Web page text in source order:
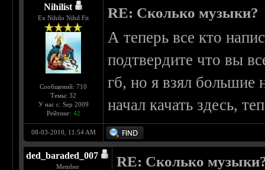
Nihilist
Ex Nihilo Nihil Fit
Сообщений: 710
Темы: 32
У нас с: Sep 2009
Рейтинг: 42
RE: Сколько музыки?
А теперь все кто
подтвердите что вы
гб, но я взял большие
начал качать здесь,
08-03-2010, 11:54 AM
ded_baraded_007
Member RE: Сколько